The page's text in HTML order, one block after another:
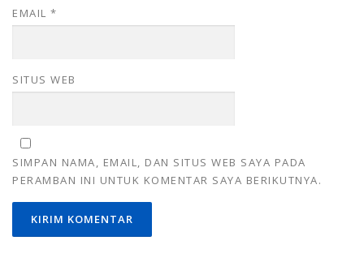
EMAIL *
SITUS WEB
SIMPAN NAMA, EMAIL, DAN SITUS WEB SAYA PADA
PERAMBAN INI UNTUK KOMENTAR SAYA BERIKUTNYA.